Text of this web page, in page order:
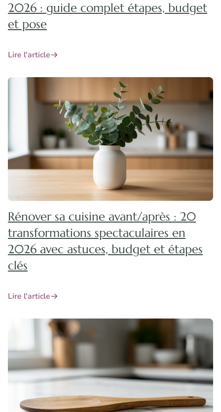
2026 : guide complet étapes, budget
et pose
Lire l'article
Rénover sa cuisine avant/après : 20
transformations spectaculaires en
2026 avec astuces, budget et étapes
clés
Lire l'article